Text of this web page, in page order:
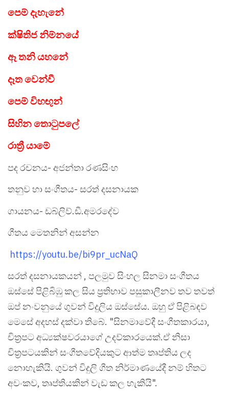
පෙම් දැහැනේ
ක්ෂිතිජ නිම්නයේ
ඈ තනි යහනේ
දෑත වෙන්වී
පෙම් විහඟුන්
සිහින තොටුපලේ
රාත්‍රී යාමේ
පද රචනය- අජන්තා රණසිංහ
තනුව හා සංගීතය- සරත් දසනායක
ගායනය- ඩබ්ලිව්.ඩී.අමරදේව
ගීතය මෙතනින් අසන්න
https://youtu.be/bi9pr_ucNaQ
සරත් දසනායකයන් , පලමුව සිංහල සිනමා සංගීතය
ඔස්සේ පිළිබිඹු කල සිය ප්‍රතිභාව පසුකාලීනව තව තවත්
ඔප් නංවනුයේ ගුවන් විදුලිය ඔස්සේය. ඔහු ඒ පිළිබඳව
මෙසේ අදහස් දක්වා තිබේ. "සිනමාවේදී සංගීතකාරයා,
චිත්‍රපට අධ්‍යක්ෂවරයාගේ උදව්කාරයෙක්.ඒ නිසා
චිත්‍රපටයකින් සංගීතවේදියකුට ආත්ම තෘප්තිය ලද
නොහැකියි. ගුවන් විදුලි ගීත නිර්මාණයේදී නම් හිතට
අවංකව, තෘප්තියකින් වැඩ කල හැකියි".